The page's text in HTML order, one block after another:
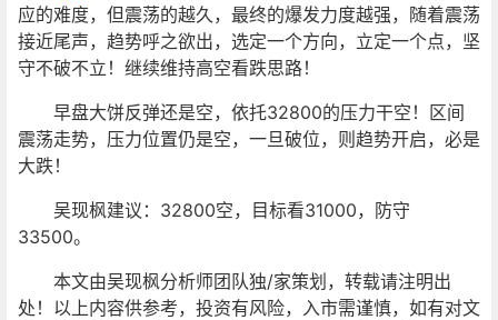
应的难度，但震荡的越久，最终的爆发力度越强，随着震荡
接近尾声，趋势呼之欲出，选定一个方向，立定一个点，坚
守不破不立！继续维持高空看跌思路！
早盘大饼反弹还是空，依托32800的压力干空！区间
震荡走势，压力位置仍是空，一旦破位，则趋势开启，必是
大跌！
吴现枫建议：32800空，目标看31000，防守
33500。
本文由吴现枫分析师团队独/家策划，转载请注明出
处！以上内容供参考，投资有风险，入市需谨慎，如有对文